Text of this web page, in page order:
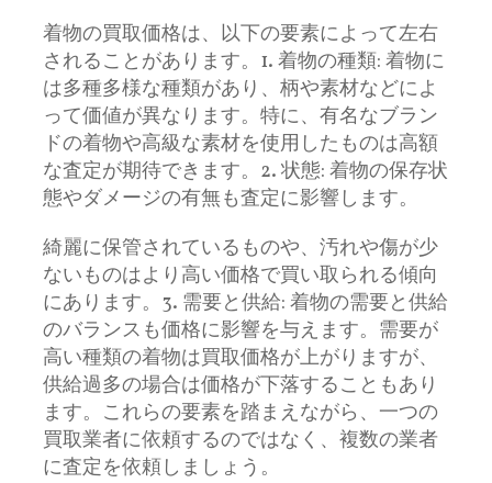
着物の買取価格は、以下の要素によって左右
されることがあります。1. 着物の種類: 着物に
は多種多様な種類があり、柄や素材などによ
って価値が異なります。特に、有名なブラン
ドの着物や高級な素材を使用したものは高額
な査定が期待できます。2. 状態: 着物の保存状
態やダメージの有無も査定に影響します。
綺麗に保管されているものや、汚れや傷が少
ないものはより高い価格で買い取られる傾向
にあります。3. 需要と供給: 着物の需要と供給
のバランスも価格に影響を与えます。需要が
高い種類の着物は買取価格が上がりますが、
供給過多の場合は価格が下落することもあり
ます。これらの要素を踏まえながら、一つの
買取業者に依頼するのではなく、複数の業者
に査定を依頼しましょう。